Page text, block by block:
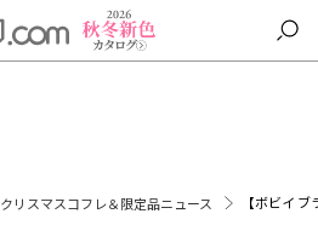
クリスマスコフレ＆限定品ニュース 【ボビイ